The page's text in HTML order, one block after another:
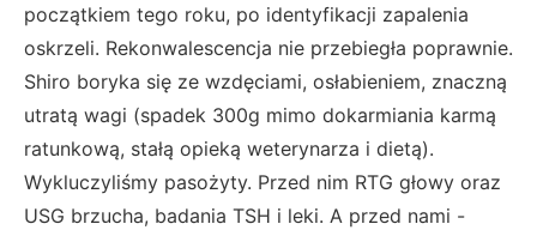
początkiem tego roku, po identyfikacji zapalenia
oskrzeli. Rekonwalescencja nie przebiegła poprawnie.
Shiro boryka się ze wzdęciami, osłabieniem, znaczną
utratą wagi (spadek 300g mimo dokarmiania karmą
ratunkową, stałą opieką weterynarza i dietą).
Wykluczyliśmy pasożyty. Przed nim RTG głowy oraz
USG brzucha, badania TSH i leki. A przed nami -